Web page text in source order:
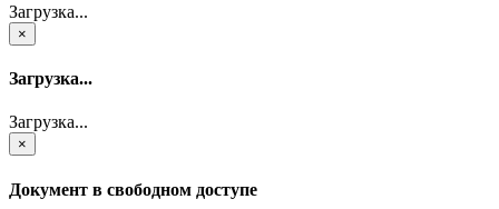
Загрузка...
×
Загрузка...
Загрузка...
×
Документ в свободном доступе